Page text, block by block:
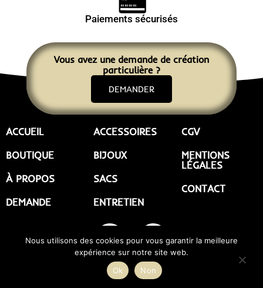
Paiements sécurisés
Vous avez une demande de création
particulière ?
DEMANDER
ACCUEIL
BOUTIQUE
À PROPOS
DEMANDE
ACCESSOIRES
BIJOUX
SACS
ENTRETIEN
CGV
MENTIONS
LÉGALES
CONTACT
GAROLOU by l’entre-pôt
| Tous droits réservés | Réalisé par
Etienne Lafargue
Nous utilisons des cookies pour vous garantir la meilleure
expérience sur notre site web.
Ok
Non